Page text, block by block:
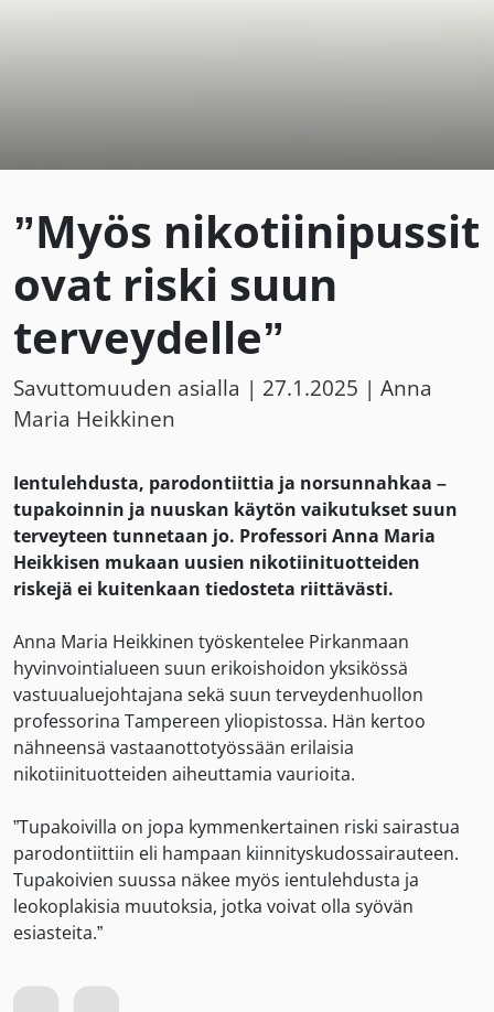
”Myös nikotiinipussit
ovat riski suun
terveydelle”
Savuttomuuden asialla | 27.1.2025 | Anna
Maria Heikkinen
Ientulehdusta, parodontiittia ja norsunnahkaa –
tupakoinnin ja nuuskan käytön vaikutukset suun
terveyteen tunnetaan jo. Professori Anna Maria
Heikkisen mukaan uusien nikotiinituotteiden
riskejä ei kuitenkaan tiedosteta riittävästi.
Anna Maria Heikkinen työskentelee Pirkanmaan
hyvinvointialueen suun erikoishoidon yksikössä
vastuualuejohtajana sekä suun terveydenhuollon
professorina Tampereen yliopistossa. Hän kertoo
nähneensä vastaanottotyössään erilaisia
nikotiinituotteiden aiheuttamia vaurioita.
”Tupakoivilla on jopa kymmenkertainen riski sairastua
parodontiittiin eli hampaan kiinnityskudossairauteen.
Tupakoivien suussa näkee myös ientulehdusta ja
leokoplakisia muutoksia, jotka voivat olla syövän
esiasteita.”